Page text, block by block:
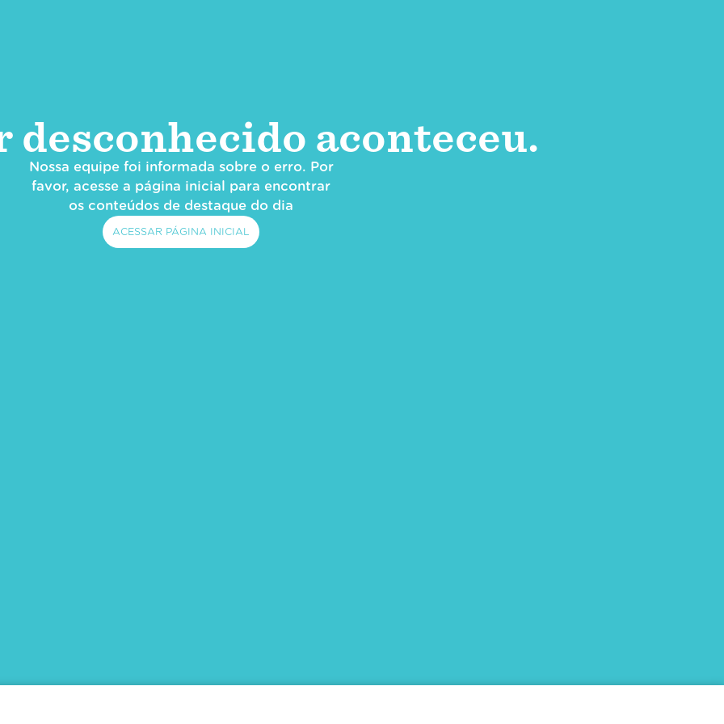
desconhecido aconteceu.
Nossa equipe foi informada sobre o erro. Por
favor, acesse a página inicial para encontrar
os conteúdos de destaque do dia
ACESSAR PÁGINA INICIAL